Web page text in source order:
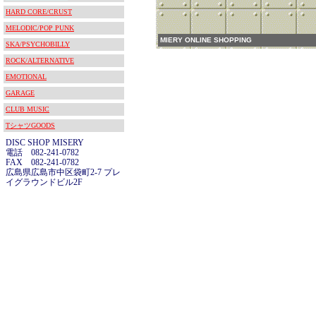
HARD CORE/CRUST
MELODIC/POP PUNK
SKA/PSYCHOBILLY
ROCK/ALTERNATIVE
EMOTIONAL
GARAGE
CLUB MUSIC
TシャツGOODS
DISC SHOP MISERY
電話 082-241-0782
FAX 082-241-0782
広島県広島市中区袋町2-7 プレ
イグラウンドビル2F
MIERY ONLINE SHOPPING